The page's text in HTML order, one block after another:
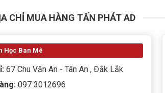
CHỈ MUA HÀNG TẤN PHÁT AD
Học Ban Mê
67 Chu Văn An - Tân An , Đắk Lắk
097 3012696